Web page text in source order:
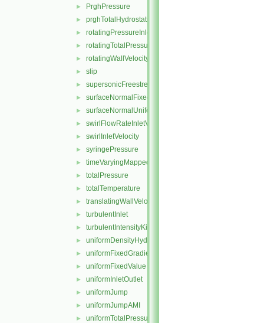
► PrghPressure
► prghTotalHydrostaticPressure
► rotatingPressureInletOutletVelocity
► rotatingTotalPressure
► rotatingWallVelocity
► slip
► supersonicFreestream
► surfaceNormalFixedValue
► surfaceNormalUniformFixedValue
► swirlFlowRateInletVelocity
► swirlInletVelocity
► syringePressure
► timeVaryingMappedFixedValue
► totalPressure
► totalTemperature
► translatingWallVelocity
► turbulentInlet
► turbulentIntensityKineticEnergyInlet
► uniformDensityHydrostaticPressure
► uniformFixedGradient
► uniformFixedValue
► uniformInletOutlet
► uniformJump
► uniformJumpAMI
► uniformTotalPressure